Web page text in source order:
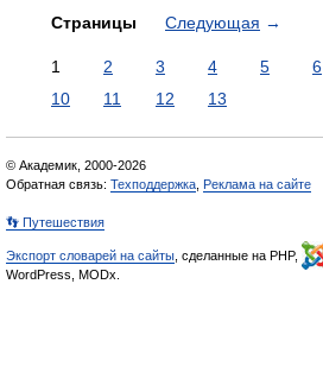
Страницы Следующая →
1 2 3 4 5 6
10
11 12 13
© Академик, 2000-2026
Обратная связь: Техподдержка Реклама на сайте
👣 Путешествия
Экспорт словарей на сайты , сделанные на PHP,
WordPress, MODx.